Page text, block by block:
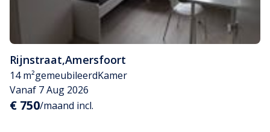
Rijnstraat,Amersfoort
14 m²gemeubileerdKamer
Vanaf 7 Aug 2026
€ 750/maand incl.